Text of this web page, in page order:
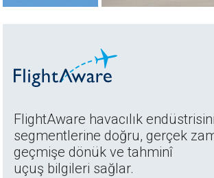
FlightAware havacılık
segmentlerine doğru, gerçek
geçmişe dönük ve tahminî
uçuş bilgileri sağlar.